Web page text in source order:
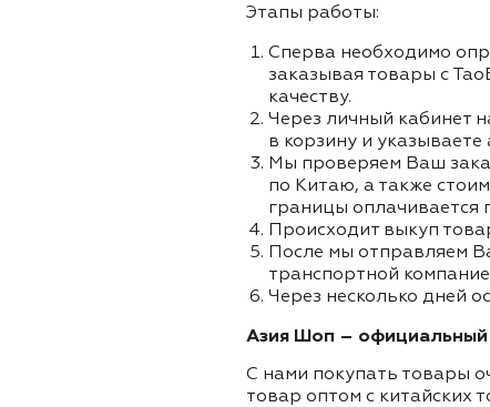
Этапы работы:
Сперва необходимо
заказывая товары с
качеству.
Через личный кабинет
в корзину и указываете
Мы проверяем Ваш
по Китаю, а также
границы оплачивается
Происходит выкуп
После мы отправляем
транспортной
Через несколько дней
Азия Шоп – официальный
С нами покупать товары
товар оптом с китайских